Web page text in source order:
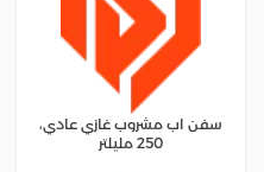
سفن اب مشروب غازي عادي،
250 مليلتر